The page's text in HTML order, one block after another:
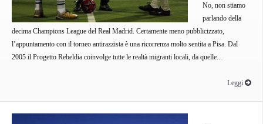
No, non stiamo
parlando della
decima Champions League del Real Madrid. Certamente meno pubblicizzato,
l’appuntamento con il torneo antirazzista è una ricorrenza molto sentita a Pisa. Dal
2005 il Progetto Rebeldia coinvolge tutte le realtà migranti locali, da quelle...
Leggi